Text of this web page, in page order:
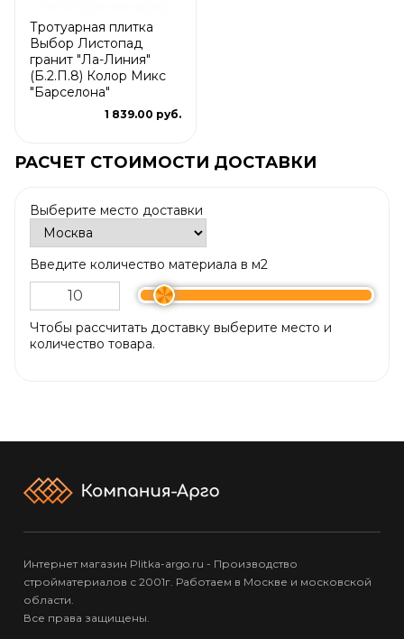
Тротуарная плитка
Выбор Листопад
гранит "Ла-Линия"
(Б.2.П.8) Колор Микс
"Барселона"
1 839.00 руб.
РАСЧЕТ СТОИМОСТИ ДОСТАВКИ
Выберите место доставки
Введите количество материала в м2
Чтобы рассчитать доставку выберите место и
количество товара.
Интернет магазин Plitka-argo.ru - Производство
стройматериалов с 2001г. Работаем в Москве и московской
области.
Все права защищены.